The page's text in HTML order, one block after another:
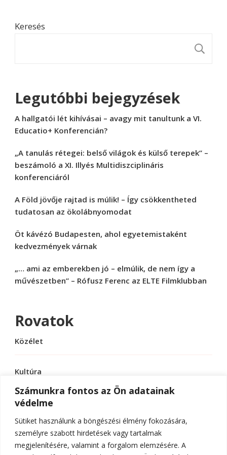
Számunkra fontos az Ön adatainak
védelme
Sütiket használunk a böngészési élmény fokozására,
személyre szabott hirdetések vagy tartalmak
megjelenítésére, valamint a forgalom elemzésére. A
Keresés
Legutóbbi bejegyzések
A hallgatói lét kihívásai – avagy mit tanultunk a VI.
Educatio+ Konferencián?
„A tanulás rétegei: belső világok és külső terepek” –
beszámoló a XI. Illyés Multidiszciplináris
konferenciáról
A Föld jövője rajtad is múlik! – Így csökkentheted
tudatosan az ökolábnyomodat
Öt kávézó Budapesten, ahol egyetemistaként
kedvezmények várnak
„… ami az emberekben jó – elmúlik, de nem így a
művészetben” – Rófusz Ferenc az ELTE Filmklubban
Rovatok
Közélet
Kultúra
Sport
Tudomány